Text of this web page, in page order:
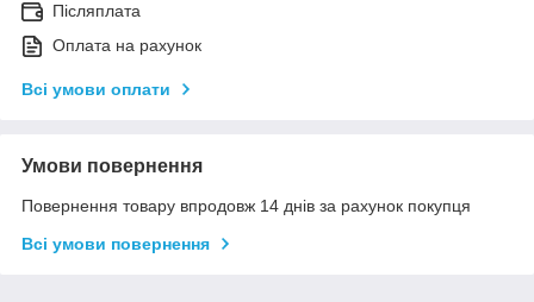
Післяплата
Оплата на рахунок
Всі умови оплати
Умови повернення
Повернення товару впродовж 14 днів за рахунок покупця
Всі умови повернення